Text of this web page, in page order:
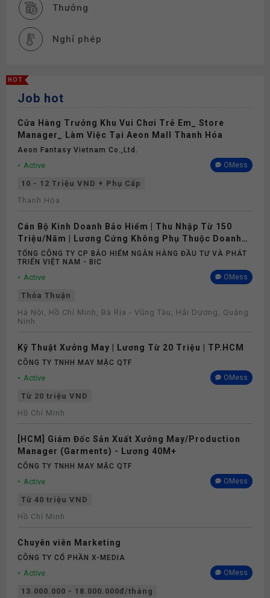
Thưởng
Nghỉ phép
HOT
Job hot
Cửa Hàng Trưởng Khu Vui Chơi Trẻ Em_ Store
Manager_ Làm Việc Tại Aeon Mall Thanh Hóa
Aeon Fantasy Vietnam Co.,ltd.
Active OMess
10 - 12 Triệu VND + Phụ Cấp
Thanh Hóa
Cán Bộ Kinh Doanh Bảo Hiểm | Thu Nhập Từ 150
Triệu/Năm | Lương Cứng Không Phụ Thuộc Doanh
Số
TỔNG CÔNG TY CP BẢO HIỂM NGÂN HÀNG ĐẦU TƯ VÀ PHÁT
TRIỂN VIỆT NAM - BIC
Active OMess
Thỏa Thuận
Hà Nội, Hồ Chí Minh, Bà Rịa - Vũng Tàu, Hải Dương, Quảng
Ninh
Kỹ Thuật Xưởng May | Lương Từ 20 Triệu | TP.HCM
CÔNG TY TNHH MAY MẶC QTF
Active OMess
Từ 20 triệu VND
Hồ Chí Minh
[HCM] Giám Đốc Sản Xuất Xưởng May/Production
Manager (Garments) - Lương 40M+
CÔNG TY TNHH MAY MẶC QTF
Active OMess
Từ 40 triệu VND
Hồ Chí Minh
Chuyên viên Marketing
CÔNG TY CỔ PHẦN X-MEDIA
Active OMess
13.000.000 - 18.000.000đ/tháng